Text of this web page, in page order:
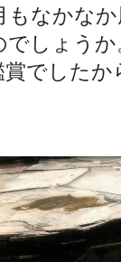
なかな
しょう
でした